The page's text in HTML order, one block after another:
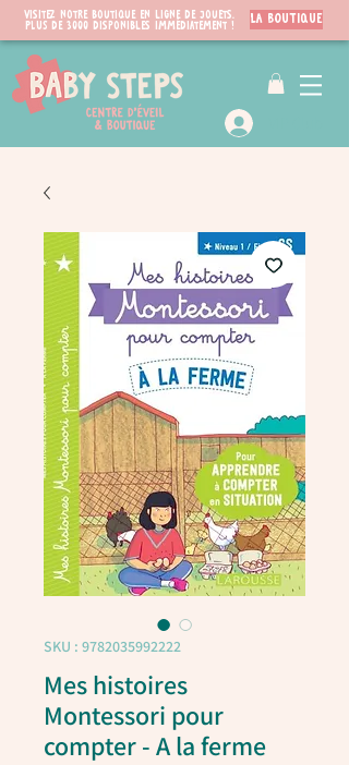
Visitez notre boutique en ligne de jouets.
PLUS de 3000 disponibles immédiatement !
LA BOUTIQUE
SKU : 9782035992222
Mes histoires
Montessori pour
compter - A la ferme